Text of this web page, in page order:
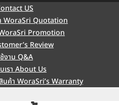
US
WoraSri Quotation
Promotion
Review
งาน Q&A
เรา About Us
นค้า WoraSri’s Warranty